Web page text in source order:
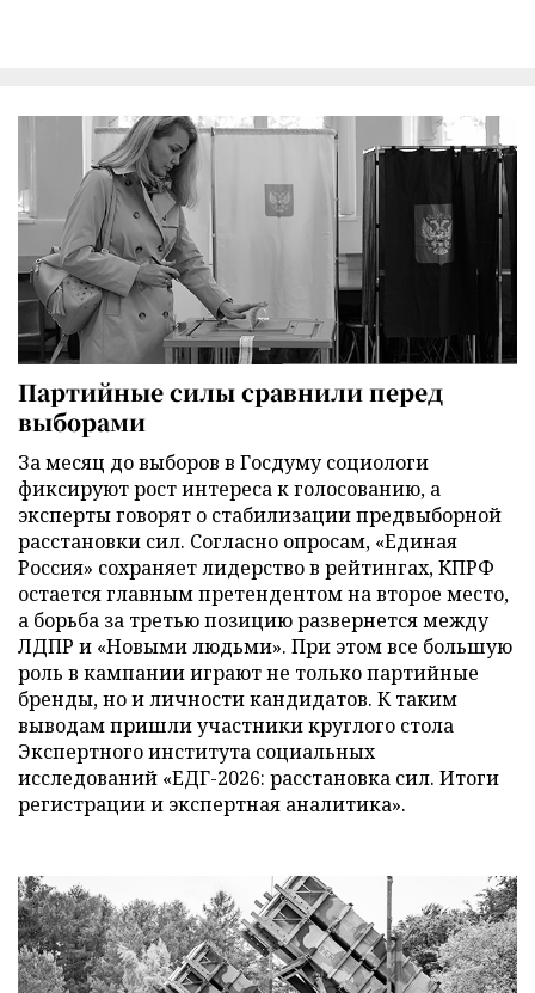
Партийные силы сравнили перед
выборами
За месяц до выборов в Госдуму социологи
фиксируют рост интереса к голосованию, а
эксперты говорят о стабилизации предвыборной
расстановки сил. Согласно опросам, «Единая
Россия» сохраняет лидерство в рейтингах, КПРФ
остается главным претендентом на второе место,
а борьба за третью позицию развернется между
ЛДПР и «Новыми людьми». При этом все большую
роль в кампании играют не только партийные
бренды, но и личности кандидатов. К таким
выводам пришли участники круглого стола
Экспертного института социальных
исследований «ЕДГ-2026: расстановка сил. Итоги
регистрации и экспертная аналитика».